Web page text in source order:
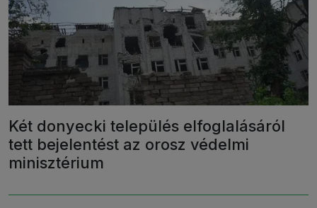
Két donyecki település elfoglalásáról
tett bejelentést az orosz védelmi
minisztérium